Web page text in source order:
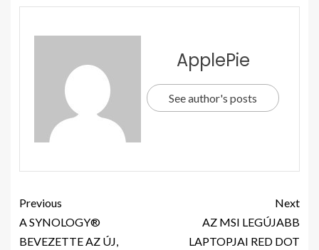
ApplePie
See author's posts
Previous
A SYNOLOGY®
BEVEZETTE AZ ÚJ,
Next
AZ MSI LEGÚJABB
LAPTOPJAI RED DOT